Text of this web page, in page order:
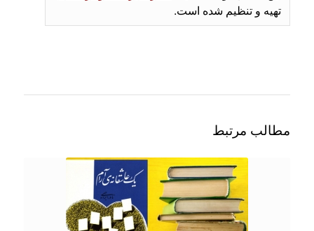
تهیه و تنظیم شده است.
مطالب مرتبط